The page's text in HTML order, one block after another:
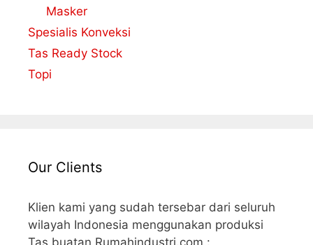
Masker
Spesialis Konveksi
Tas Ready Stock
Topi
Our Clients
Klien kami yang sudah tersebar dari seluruh
wilayah Indonesia menggunakan produksi
Tas buatan Rumahindustri.com :